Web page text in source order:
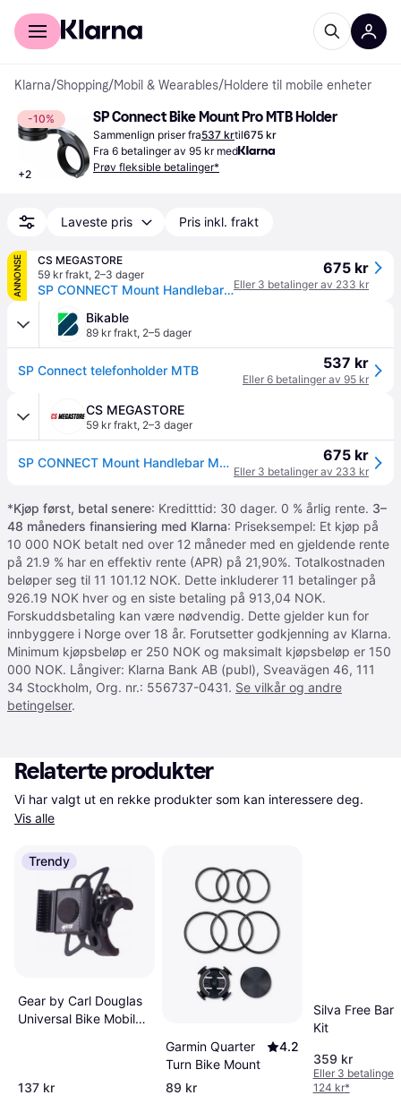
For kunder
Klarna/Shopping/Mobil & Wearables/Holdere til mobile enheter
-10%
+2
SP Connect Bike Mount Pro MTB Holder
Sammenlign priser fra537 krtil675 kr
Fra 6 betalinger av 95 kr med
Prøv fleksible betalinger*
Laveste pris Pris inkl. frakt
ANNONSE
CS MEGASTORE
59 kr frakt, 2–3 dager
SP CONNECT Mount Handlebar Mount Pro MTB
675 kr
Eller 3 betalinger av 233 kr
Bikable
89 kr frakt, 2–5 dager
SP Connect telefonholder MTB 537 kr
Eller 6 betalinger av 95 kr
CS MEGASTORE
59 kr frakt, 2–3 dager
SP CONNECT Mount Handlebar Mount Pro MTB 675 kr
Eller 3 betalinger av 233 kr
*Kjøp først, betal senere: Kreditttid: 30 dager. 0 % årlig rente. 3–
48 måneders finansiering med Klarna: Priseksempel: Et kjøp på
10 000 NOK betalt ned over 12 måneder med en gjeldende rente
på 21.9 % har en effektiv rente (APR) på 21,90%. Totalkostnaden
beløper seg til 11 101.12 NOK. Dette inkluderer 11 betalinger på
926.19 NOK hver og en siste betaling på 913,04 NOK.
Forskuddsbetaling kan være nødvendig. Dette gjelder kun for
innbyggere i Norge over 18 år. Forutsetter godkjenning av Klarna.
Minimum kjøpsbeløp er 250 NOK og maksimalt kjøpsbeløp er 150
000 NOK. Långiver: Klarna Bank AB (publ), Sveavägen 46, 111
34 Stockholm, Org. nr.: 556737-0431. Se vilkår og andre
betingelser.
Relaterte produkter
Vis alle
Trendy
Gear by Carl Douglas
Universal Bike Mobile
137 kr
Garmin Quarter
Turn Bike Mount
4.2
89 kr
Silva Free Bar
Kit
359 kr
Eller 3 betalinger
124 kr*